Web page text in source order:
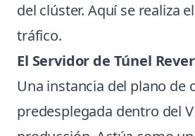
del clúster. Aquí se realiza
tráfico.
El Servidor de Túnel
Una instancia del plano de
predesplegada dentro del